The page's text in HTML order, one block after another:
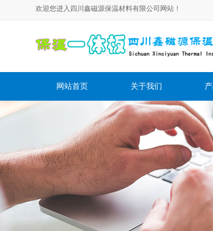
欢迎您进入四川鑫磁源保温材料有限公司网站！
网站首页 关于我们